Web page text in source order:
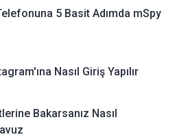
5 Basit Adımda mSpy
Nasıl Giriş Yapılır
Bakarsanız Nasıl